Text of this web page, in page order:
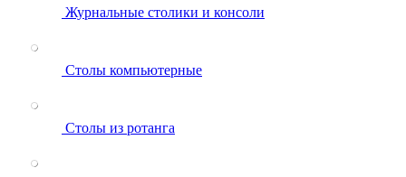
Журнальные столики и консоли
Столы компьютерные
Столы из ротанга